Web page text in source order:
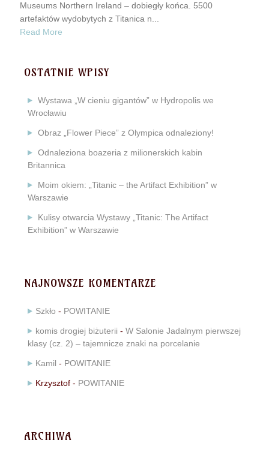
Museums Northern Ireland – dobiegły końca. 5500
artefaktów wydobytych z Titanica n...
Read More
OSTATNIE WPISY
Wystawa „W cieniu gigantów” w Hydropolis we
Wrocławiu
Obraz „Flower Piece” z Olympica odnaleziony!
Odnaleziona boazeria z milionerskich kabin
Britannica
Moim okiem: „Titanic – the Artifact Exhibition” w
Warszawie
Kulisy otwarcia Wystawy „Titanic: The Artifact
Exhibition” w Warszawie
NAJNOWSZE KOMENTARZE
Szkło - POWITANIE
komis drogiej biżuterii - W Salonie Jadalnym pierwszej
klasy (cz. 2) – tajemnicze znaki na porcelanie
Kamil - POWITANIE
Krzysztof - POWITANIE
ARCHIWA